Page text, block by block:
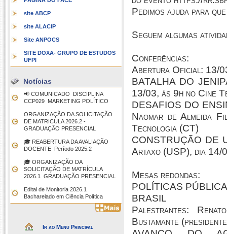
site ABCP
site ALACIP
Site ANPOCS
SITE DOXA- GRUPO DE ESTUDOS
UFPI
Notícias
📢 COMUNICADO  DISCIPLINA
CCP029  MARKETING POLÍTICO
ORGANIZAÇÃO DA SOLICITAÇÃO
DE MATRICULA 2026.2 -
GRADUAÇÃO PRESENCIAL
🎓 REABERTURA DA AVALIAÇÃO
DOCENTE  Período 2025.2
🎓 ORGANIZAÇÃO DA
SOLICITAÇÃO DE MATRÍCULA
2026.1  GRADUAÇÃO PRESENCIAL
Edital de Monitoria 2026.1 
Bacharelado em Ciência Política
Ir ao Menu Principal
Pedimos ajuda para
Seguem algumas
Conferências:
Abertura Oficial: 13/
BATALHA DO
13/03, às 9h no Cine
DESAFIOS DO
Naomar de Almeida
Tecnologia (CT)
CONSTRUÇÃO DE
Artaxo (USP), dia 14/
Mesas redondas:
POLÍTICAS
BRASIL
Palestrantes:
Bustamante